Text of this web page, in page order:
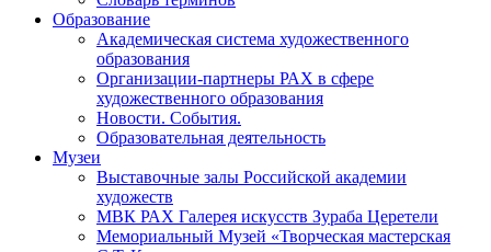
Образование
Академическая система художественного
образования
Организации-партнеры РАХ в сфере
художественного образования
Новости. События.
Образовательная деятельность
Музеи
Выставочные залы Российской академии
художеств
МВК РАХ Галерея искусств Зураба Церетели
Мемориальный Музей «Творческая мастерская